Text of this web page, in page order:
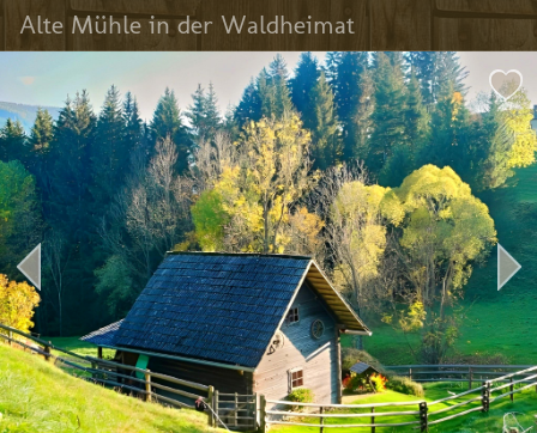
Alte Mühle in der Waldheimat